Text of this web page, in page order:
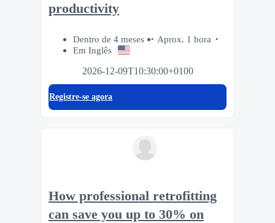
productivity
Dentro de 4 meses
Aprox. 1 hora
Em Inglês
2026-12-09T10:30:00+0100
Registre-se agora
How professional retrofitting
can save you up to 30% on